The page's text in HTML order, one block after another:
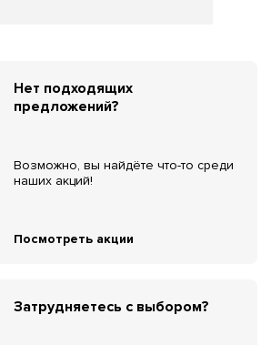
Нет подходящих
предложений?
Возможно, вы найдёте что-то среди
наших акций!
Посмотреть акции
Затрудняетесь с выбором?